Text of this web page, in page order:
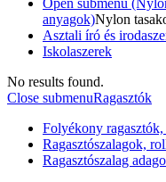
Open submenu
anyagok)Nylon
Asztali író és
Iskolaszerek
No results found.
Close submenuRagasztók
Folyékony
Ragasztószalagok,
Ragasztószalag